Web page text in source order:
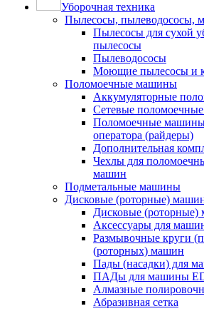
Уборочная техника
Пылесосы, пылеводососы,
Пылесосы для сухой
пылесосы
Пылеводососы
Моющие пылесосы и
Поломоечные машины
Аккумуляторные
Сетевые
Поломоечные машины
оператора (райдеры)
Дополнительная
Чехлы для
машин
Подметальные машины
Дисковые (роторные)
Дисковые
Аксессуары для
Размывочные круги
(роторных) машин
Пады (насадки) для
ПАДы для машины
Алмазные
Абразивная сетка